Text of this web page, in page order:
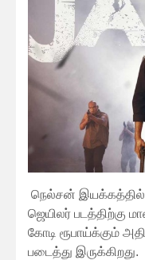
நெல்சன் இயக்கத்தில்
ஜெயிலர் படத்திற்கு
கோடி ரூபாய்க்கும்
படைத்து இருக்கிறது.